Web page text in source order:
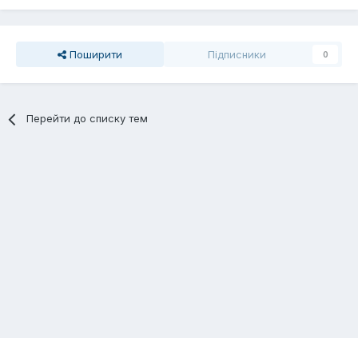
Поширити Підписники 0
Перейти до списку тем